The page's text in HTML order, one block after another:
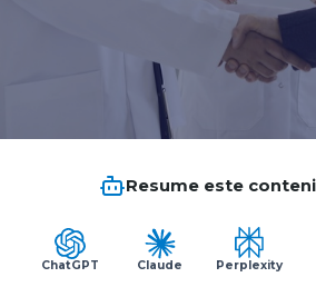
Reserva de
modo claro
Resume este
ChatGPT Claude Perplexity